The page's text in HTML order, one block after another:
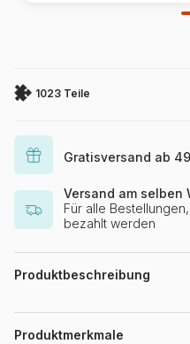
1023 Teile
Gratisversand ab
Versand am selben
Für alle
bezahlt werden
Produktbeschreibung
Megan Duncanson
Produktmerkmale